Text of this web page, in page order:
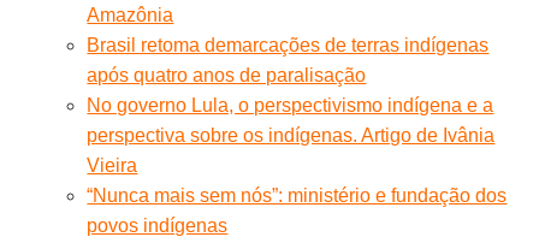
Amazônia
Brasil retoma demarcações de terras indígenas
após quatro anos de paralisação
No governo Lula, o perspectivismo indígena e a
perspectiva sobre os indígenas. Artigo de Ivânia
Vieira
“Nunca mais sem nós”: ministério e fundação dos
povos indígenas